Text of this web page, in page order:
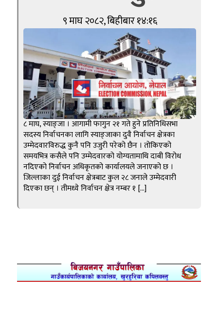
९ माघ २०८२, बिहीबार १४:१६
८ माघ, स्याङ्जा । आगामी फागुन २१ गते हुने प्रतिनिधिसभा
सदस्य निर्वाचनका लागि स्याङ्जाका दुवै निर्वाचन क्षेत्रका
उम्मेदवारविरुद्ध कुनै पनि उजुरी परेको छैन । तोकिएको
समयभित्र कसैले पनि उम्मेदवारको योग्यतामाथि दाबी विरोध
नदिएको निर्वाचन अधिकृतको कार्यालयले जनाएको छ ।
जिल्लाका दुई निर्वाचन क्षेत्रबाट कुल २८ जनाले उम्मेदवारी
दिएका छन् । तीमध्ये निर्वाचन क्षेत्र नम्बर १ […]